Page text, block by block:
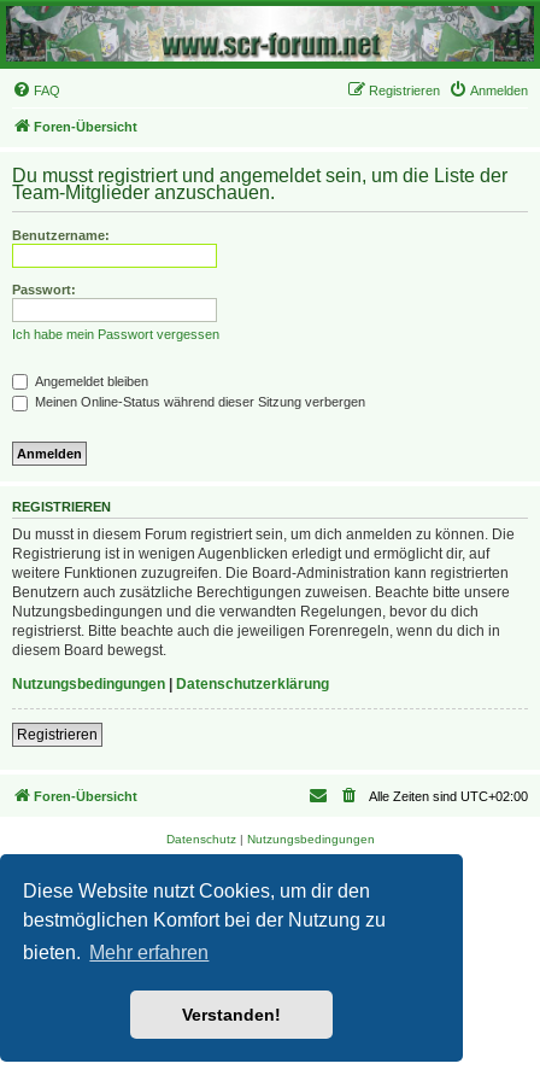
Diese Website nutzt Cookies, um dir den
bestmöglichen Komfort bei der Nutzung zu
bieten. Mehr erfahren
Verstanden!
FAQ Anmelden
Registrieren
Foren-Übersicht
Du musst registriert und angemeldet sein, um die Liste der
Team-Mitglieder anzuschauen.
Benutzername:
Passwort:
Ich habe mein Passwort vergessen
Angemeldet bleiben
Meinen Online-Status während dieser Sitzung verbergen
REGISTRIEREN
Du musst in diesem Forum registriert sein, um dich anmelden zu können. Die
Registrierung ist in wenigen Augenblicken erledigt und ermöglicht dir, auf
weitere Funktionen zuzugreifen. Die Board-Administration kann registrierten
Benutzern auch zusätzliche Berechtigungen zuweisen. Beachte bitte unsere
Nutzungsbedingungen und die verwandten Regelungen, bevor du dich
registrierst. Bitte beachte auch die jeweiligen Forenregeln, wenn du dich in
diesem Board bewegst.
Nutzungsbedingungen
Datenschutzerklärung
Registrieren
Foren-Übersicht Alle Zeiten sind UTC+02:00
Datenschutz| Nutzungsbedingungen